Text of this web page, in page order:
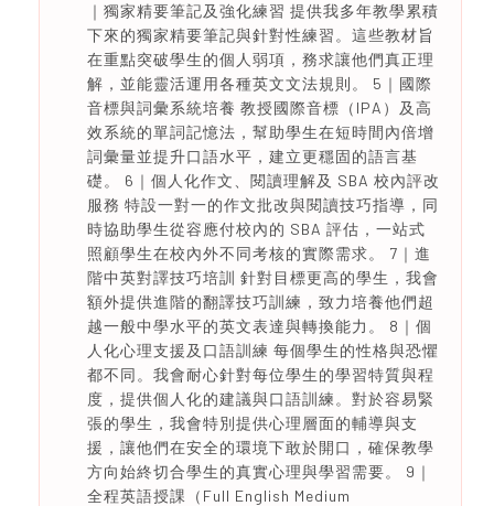
｜獨家精要筆記及強化練習 提供我多年教學累積
下來的獨家精要筆記與針對性練習。這些教材旨
在重點突破學生的個人弱項，務求讓他們真正理
解，並能靈活運用各種英文文法規則。 5｜國際
音標與詞彙系統培養 教授國際音標（IPA）及高
效系統的單詞記憶法，幫助學生在短時間內倍增
詞彙量並提升口語水平，建立更穩固的語言基
礎。 6｜個人化作文、閱讀理解及 SBA 校內評改
服務 特設一對一的作文批改與閱讀技巧指導，同
時協助學生從容應付校內的 SBA 評估，一站式
照顧學生在校內外不同考核的實際需求。 7｜進
階中英對譯技巧培訓 針對目標更高的學生，我會
額外提供進階的翻譯技巧訓練，致力培養他們超
越一般中學水平的英文表達與轉換能力。 8｜個
人化心理支援及口語訓練 每個學生的性格與恐懼
都不同。我會耐心針對每位學生的學習特質與程
度，提供個人化的建議與口語訓練。對於容易緊
張的學生，我會特別提供心理層面的輔導與支
援，讓他們在安全的環境下敢於開口，確保教學
方向始終切合學生的真實心理與學習需要。 9｜
全程英語授課（Full English Medium